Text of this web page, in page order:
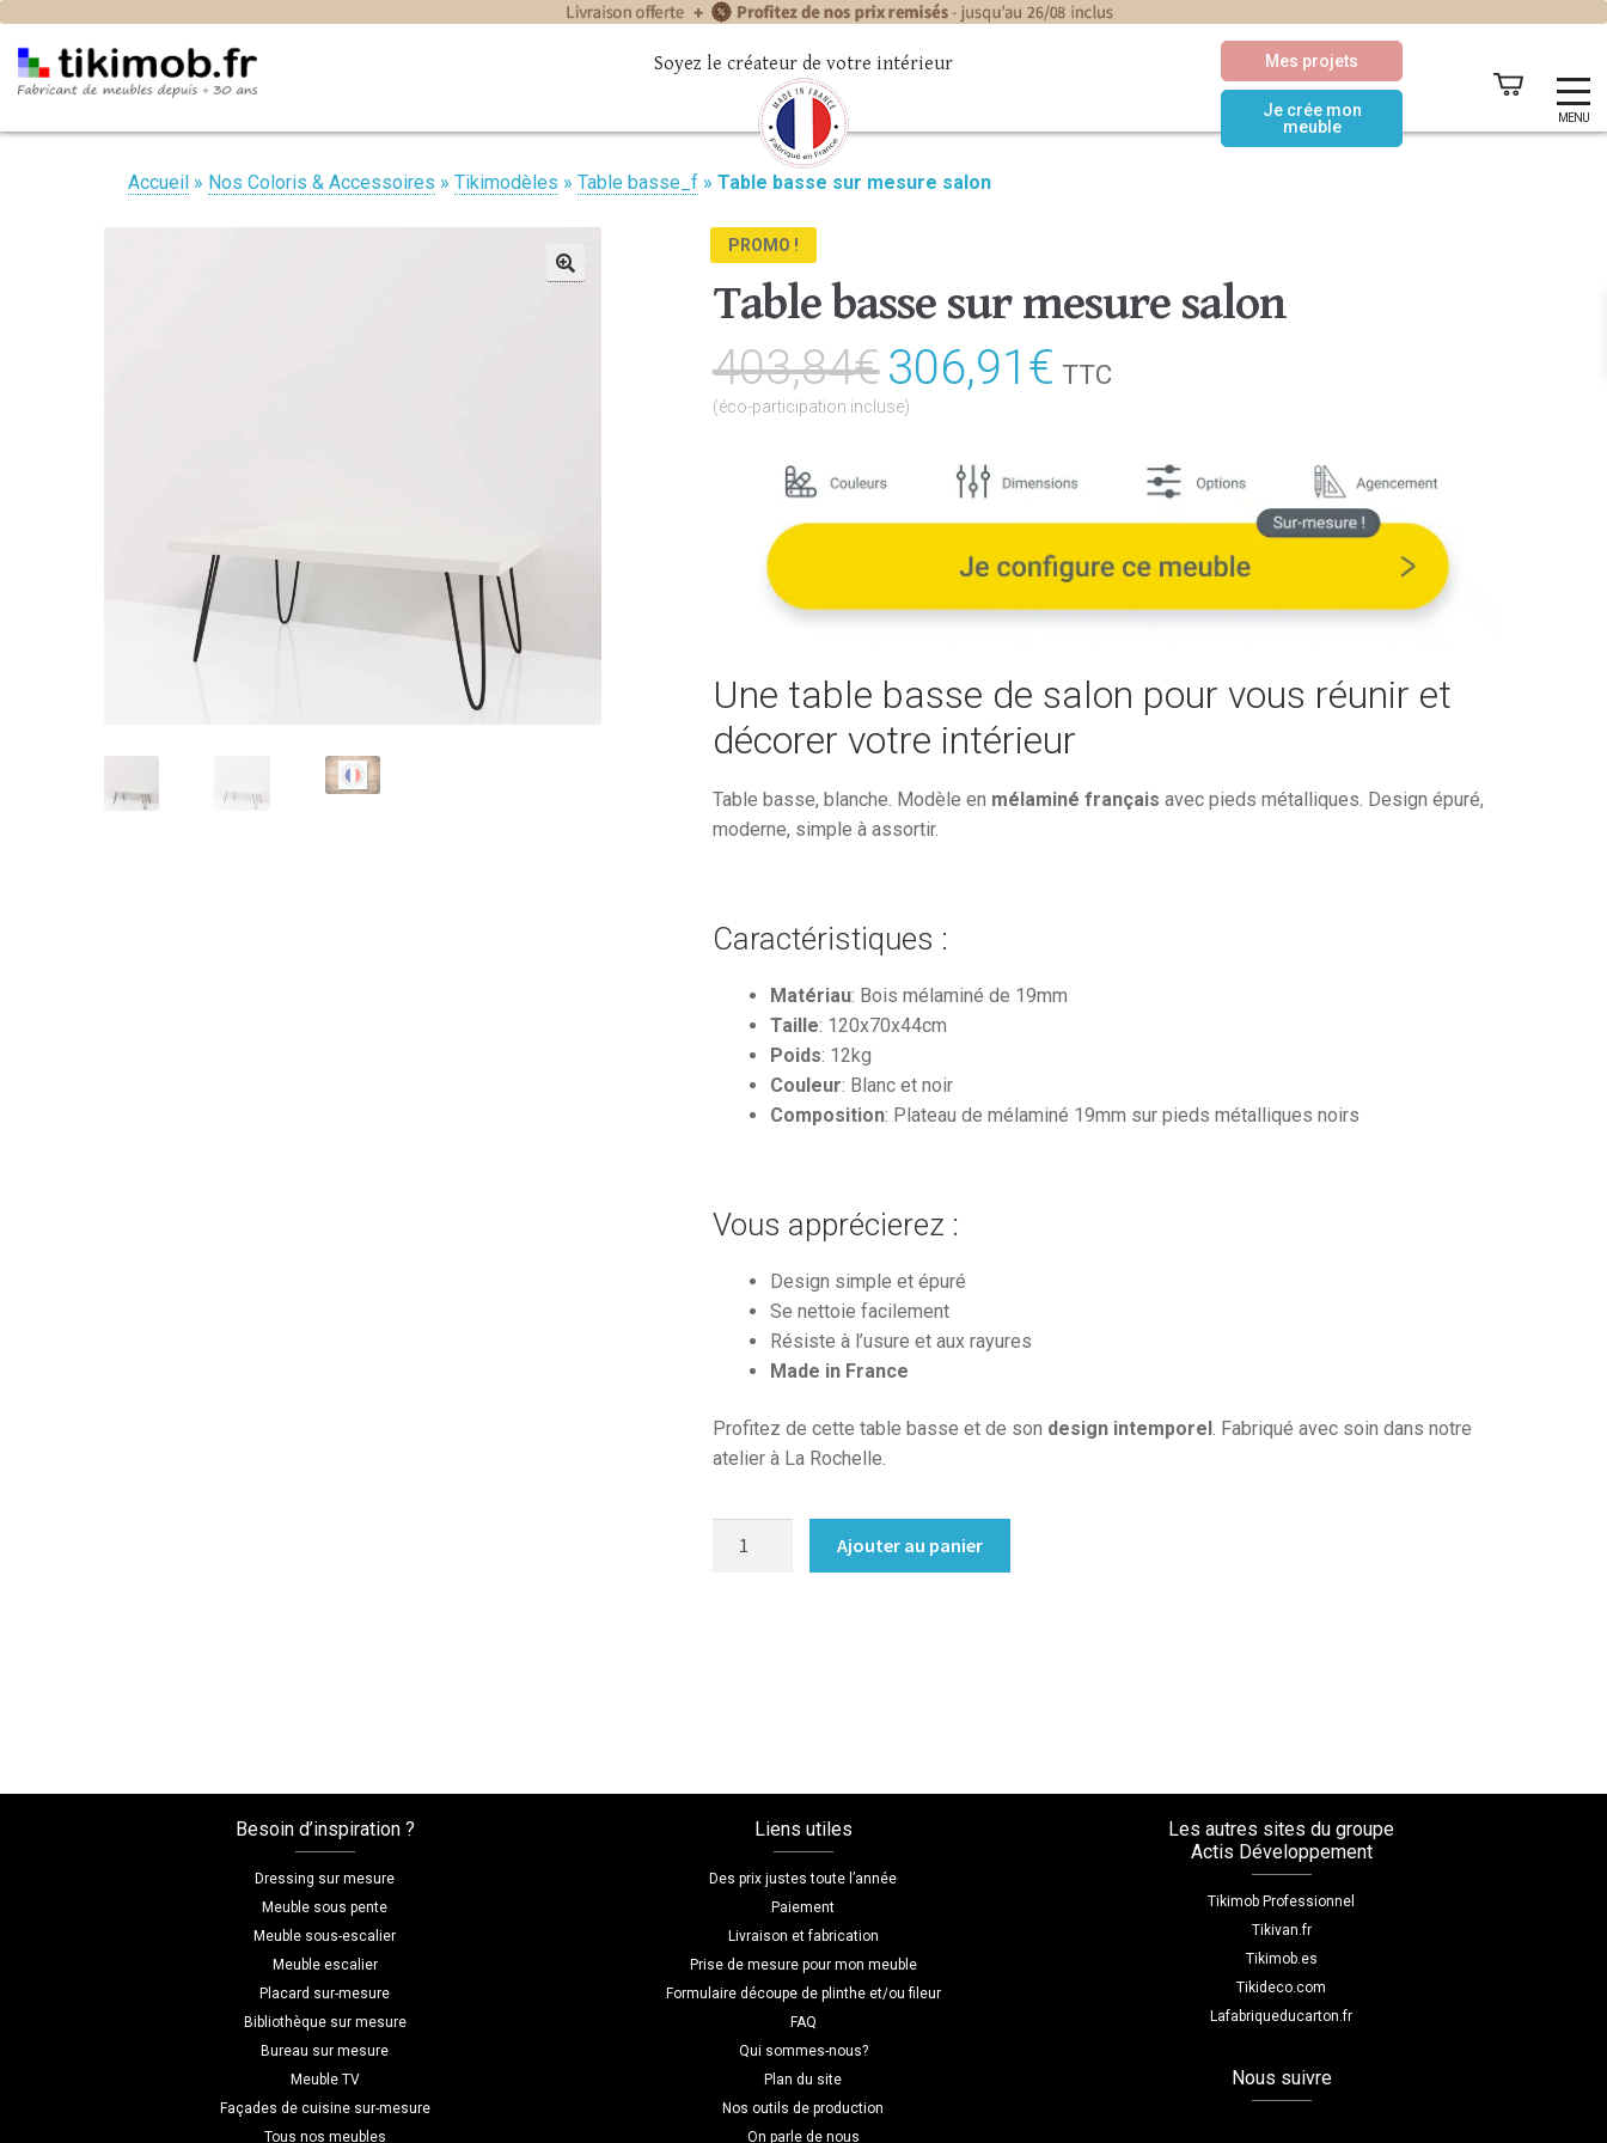
MENU
Mes projets
Je crée mon
meuble
Soyez le créateur de votre intérieur
Accueil » Nos Coloris & Accessoires » Tikimodèles » Table basse_f » Table basse sur mesure salon
PROMO !
Table basse sur mesure salon
403,84€Le
prix
initial
était :
403,84€.
306,91€Le
actuel
est :
306,91€.
TTC
(éco-participation incluse)
Une table basse de salon pour vous réunir et
décorer votre intérieur
Table basse, blanche. Modèle en mélaminé français avec pieds métalliques. Design épuré,
moderne, simple à assortir.
Caractéristiques :
Matériau: Bois mélaminé de 19mm
Taille: 120x70x44cm
Poids: 12kg
Couleur: Blanc et noir
Composition: Plateau de mélaminé 19mm sur pieds métalliques noirs
Vous apprécierez :
Design simple et épuré
Se nettoie facilement
Résiste à l’usure et aux rayures
Made in France
Profitez de cette table basse et de son design intemporel. Fabriqué avec soin dans notre
atelier à La Rochelle.
Ajouter au panier
Besoin d’inspiration ?
Dressing sur mesure
Meuble sous pente
Meuble sous-escalier
Meuble escalier
Placard sur-mesure
Bibliothèque sur mesure
Bureau sur mesure
Meuble TV
Façades de cuisine sur-mesure
Tous nos meubles
Liens utiles
Des prix justes toute l’année
Paiement
Livraison et fabrication
Prise de mesure pour mon meuble
Formulaire découpe de plinthe et/ou fileur
FAQ
Qui sommes-nous?
Plan du site
Nos outils de production
On parle de nous
Les autres sites du groupe
Actis Développement
Tikimob Professionnel
Tikivan.fr
Tikimob.es
Tikideco.com
Lafabriqueducarton.fr
Nous suivre